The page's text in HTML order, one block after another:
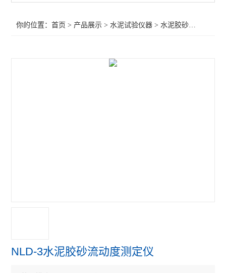
水泥氯离子分析仪
你的位置：首页 > 产品展示 >水泥试验仪器 >水泥胶砂流动度
NLD-3水泥胶砂流动度测定仪